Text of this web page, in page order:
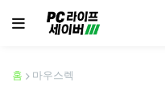
홈 마우스렉